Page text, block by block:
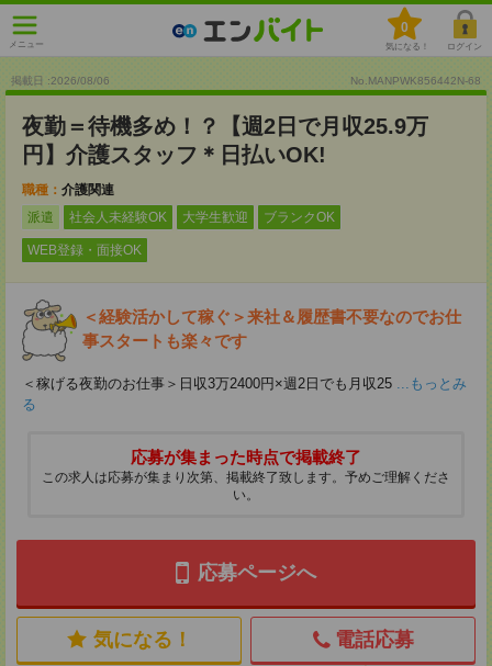
メニュー
0
気になる！ ログイン
掲載日 :2026/08/06 No.MANPWK856442N-68
夜勤＝待機多め！？【週2日で月収25.9万
円】介護スタッフ＊日払いOK!
職種： 介護関連
派遣
社会人未経験OK 大学生歓迎 ブランクOK
WEB登録・面接OK
＜経験活かして稼ぐ＞来社＆履歴書不要なのでお仕
事スタートも楽々です
＜稼げる夜勤のお仕事＞日収3万2400円×週2日でも月収25 ...もっとみ
る
応募が集まった時点で掲載終了
この求人は応募が集まり次第、掲載終了致します。予めご理解くださ
い。
応募ページへ
気になる！ 電話応募